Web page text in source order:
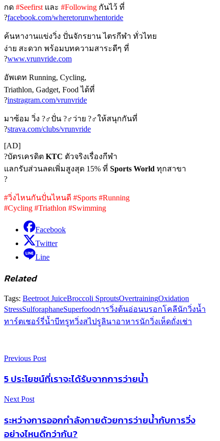
กด #Seefirst และ #Following กันไว้ ที่
?facebook.com/wheretorunwhentoride
ค้นหางานแข่งวิ่ง ปั่นจักรยาน ไตรกีฬา ทั่วไทย
ง่าย สะดวก พร้อมบทความสาระดีๆ ที่
?www.vrunvride.com
อัพเดท Running, Cycling,
Triathlon, Gadget, Food ได้ที่
?instragram.com/vrunvride
มาซ้อม วิ่ง ?‍♂ปั่น ?‍♂ว่าย ?‍♂ให้สนุกกันที่
?strava.com/clubs/vrunvride
[AD]
?บัตรเครดิต KTC ตัวจริงเรื่องกีฬา
แลกรับส่วนลดเพิ่มสูงสุด 15% ที่ Sports World ทุกสาขา
?
#วิ่งไหนกันปั่นไหนดี #Sports #Running
#Cycling #Triathlon #Swimming
Facebook
Twitter
Line
Related
Tags: Beetroot JuiceBroccoli SproutsOvertrainingOxidation
StressSulforaphaneSuperfoodการวิ่งต้นอ่อนบรอกโคลีนักวิ่งน้ำ
ทาร์ตเชอร์รี่น้ำบีทรูทวิ่งสไปรูลินาอาหารนักวิ่งเห็ดถั่งเช่า
Previous Post
5 ประโยชน์ที่เราจะได้รับจากการว่ายน้ำ
Next Post
ระหว่างการออกกำลังกายด้วยการว่ายน้ำกับการวิ่ง
อย่างไหนดีกว่ากัน?